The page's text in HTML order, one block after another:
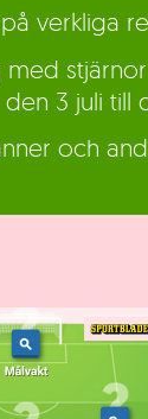
verkliga
med
den 3 juli till
och